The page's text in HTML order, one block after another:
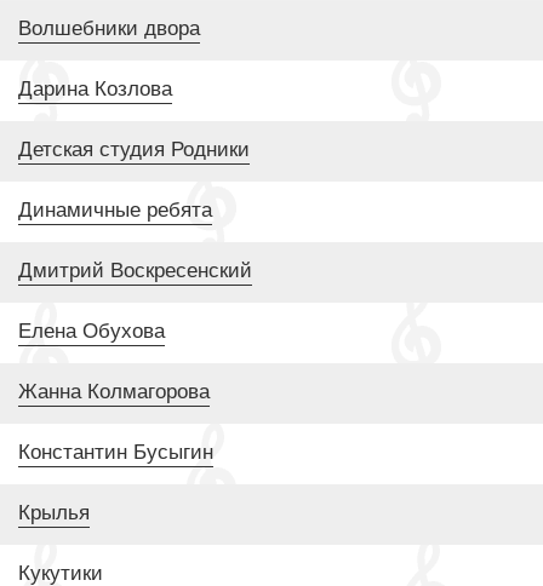
Волшебники двора
Дарина Козлова
Детская студия Родники
Динамичные ребята
Дмитрий Воскресенский
Елена Обухова
Жанна Колмагорова
Константин Бусыгин
Крылья
Кукутики